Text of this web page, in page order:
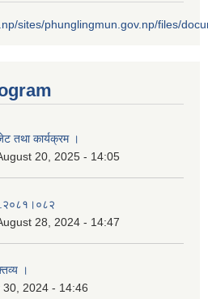
sites/phunglingmun.gov.np/files/
तथा कार्यक्रम ।
20, 2025 - 14:05
28, 2024 - 14:47
।
30, 2024 - 14:46